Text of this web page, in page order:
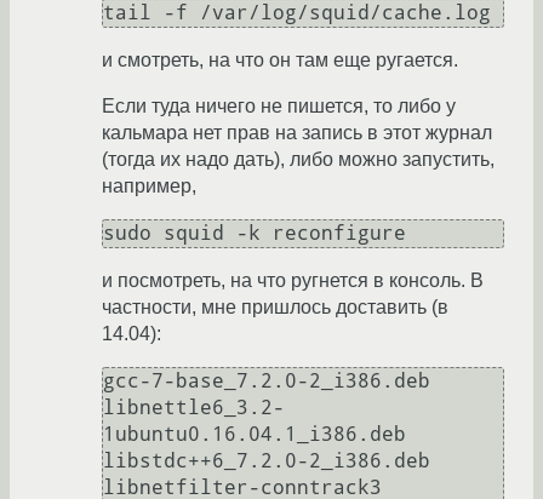
tail -f /var/log/squid/cache.log
и смотреть, на что он там еще ругается.
Если туда ничего не пишется, то либо у
кальмара нет прав на запись в этот журнал
(тогда их надо дать), либо можно запустить,
например,
sudo squid -k reconfigure
и посмотреть, на что ругнется в консоль. В
частности, мне пришлось доставить (в
14.04):
gcc-7-base_7.2.0-2_i386.deb
libnettle6_3.2-
1ubuntu0.16.04.1_i386.deb
libstdc++6_7.2.0-2_i386.deb
libnetfilter-conntrack3